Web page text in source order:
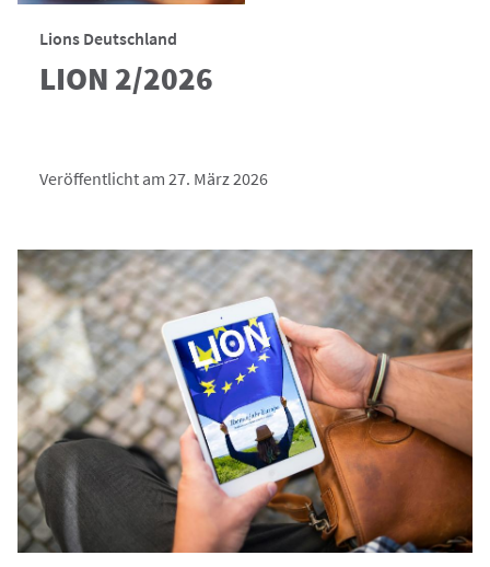
Lions Deutschland
LION 2/2026
Veröffentlicht am 27. März 2026